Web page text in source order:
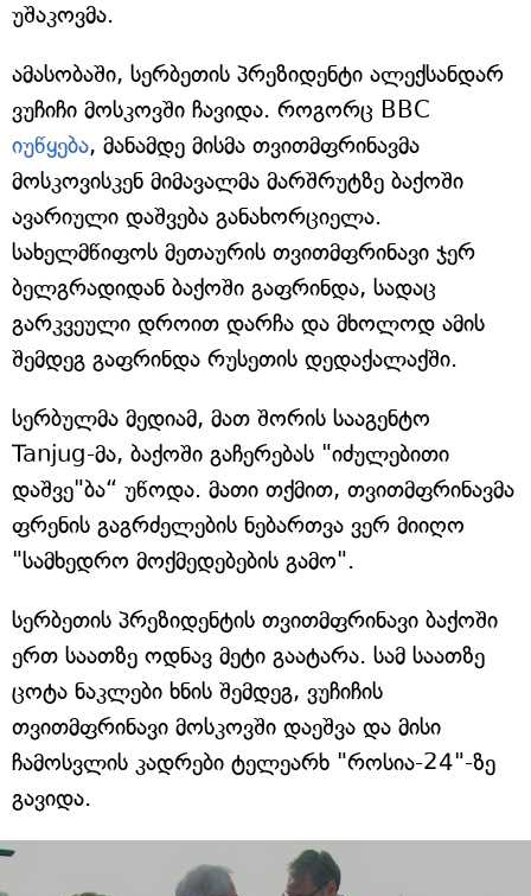
უშაკოვმა.
ამასობაში, სერბეთის პრეზიდენტი ალექსანდარ
ვუჩიჩი მოსკოვში ჩავიდა. როგორც BBC
იუწყება, მანამდე მისმა თვითმფრინავმა
მოსკოვისკენ მიმავალმა მარშრუტზე ბაქოში
ავარიული დაშვება განახორციელა.
სახელმწიფოს მეთაურის თვითმფრინავი ჯერ
ბელგრადიდან ბაქოში გაფრინდა, სადაც
გარკვეული დროით დარჩა და მხოლოდ ამის
შემდეგ გაფრინდა რუსეთის დედაქალაქში.
სერბულმა მედიამ, მათ შორის სააგენტო
Tanjug-მა, ბაქოში გაჩერებას "იძულებითი
დაშვე"ბა“ უწოდა. მათი თქმით, თვითმფრინავმა
ფრენის გაგრძელების ნებართვა ვერ მიიღო
"სამხედრო მოქმედებების გამო".
სერბეთის პრეზიდენტის თვითმფრინავი ბაქოში
ერთ საათზე ოდნავ მეტი გაატარა. სამ საათზე
ცოტა ნაკლები ხნის შემდეგ, ვუჩიჩის
თვითმფრინავი მოსკოვში დაეშვა და მისი
ჩამოსვლის კადრები ტელეარხ "როსია-24"-ზე
გავიდა.